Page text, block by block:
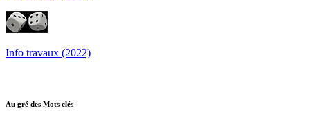
Info travaux (2022)
Au gré des Mots clés